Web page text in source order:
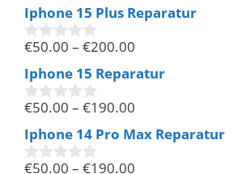
o
n
5
Iphone 15 Plus Reparatur
0
o
n
5
€50.00 – €200.00
Iphone 15 Reparatur
0
o
n
5
€50.00 – €190.00
Iphone 14 Pro Max Reparatur
€50.00 – €190.00